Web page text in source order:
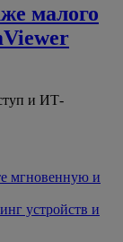
малого
и ИТ-
мгновенную и
устройств и